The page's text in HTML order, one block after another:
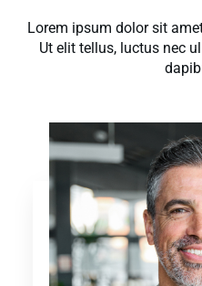
Lorem ipsum dolor sit
Ut elit tellus, luctus nec